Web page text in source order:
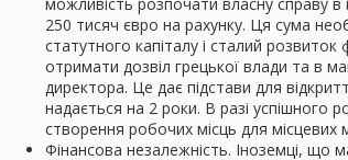
250 тисяч євро на рахунку. Ця сума
статутного капіталу і сталий розвиток
отримати дозвіл грецької влади та в
директора. Це дає підстави для
надається на 2 роки. В разі успішного
створення робочих місць для
Фінансова незалежність. Іноземці, що